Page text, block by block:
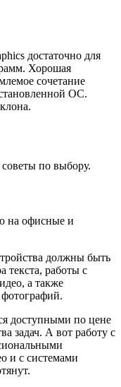
достаточно для
Хорошая
сочетание
ОС.
по выбору.
на офисные и
должны быть
текста, работы с
а также
доступными по цене
задач. А вот работу с
и c системами